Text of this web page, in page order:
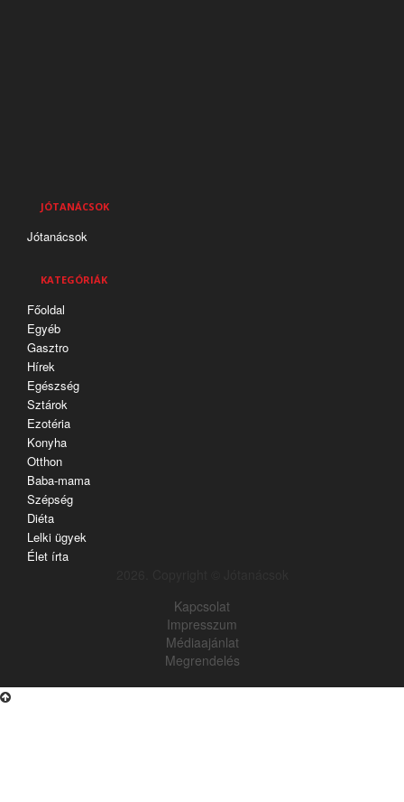
JÓTANÁCSOK
Jótanácsok
KATEGÓRIÁK
Főoldal
Egyéb
Gasztro
Hírek
Egészség
Sztárok
Ezotéria
Konyha
Otthon
Baba-mama
Szépség
Diéta
Lelki ügyek
Élet írta
Kapcsolat
Impresszum
Médiaajánlat
Megrendelés